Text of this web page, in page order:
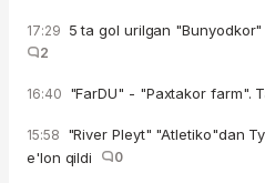
17:29 5 ta gol urilgan
2
16:40 "FarDU" - "Paxtakor farm".
15:58 "River Pleyt" "Atletiko"dan
e'lon qildi
0